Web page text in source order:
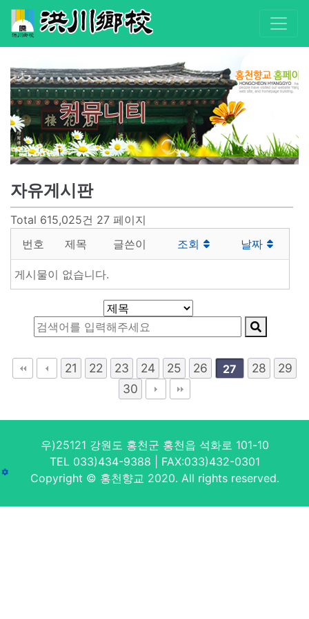
커뮤니티
자유게시판
Total 615,025건 27 페이지
번호
제목 글쓴이 조회 날짜
게시물이 없습니다.
21 22 23 24 25 26 27 28
29
30
우)25121 강원도 홍천군 홍천읍 석화로 101-10
TEL 033)434-9388 | FAX:033)432-0301
Copyright © 홍천향교 2020. All rights reserved.